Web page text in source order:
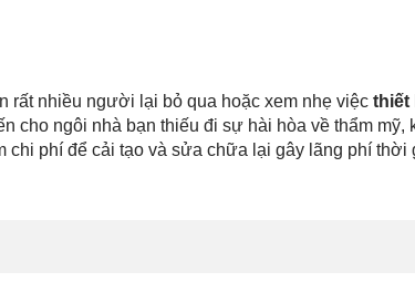
rất nhiều người lại bỏ qua hoặc xem nhẹ việc thiết
cho ngôi nhà bạn thiếu đi sự hài hòa về thẩm mỹ,
phí để cải tạo và sửa chữa lại gây lãng phí thời